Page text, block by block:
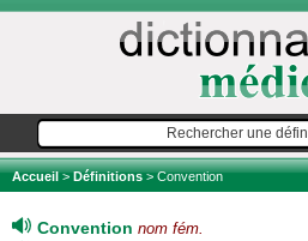
Accueil>Définitions> Convention
Convention nom fém.